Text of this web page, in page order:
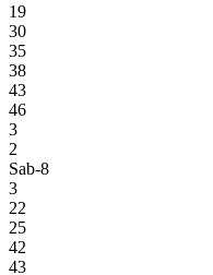
19
30
35
38
43
46
3
2
Sab-8
3
22
25
42
43